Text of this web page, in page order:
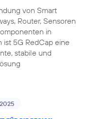
von Smart
Router, Sensoren
in
ist 5G RedCap eine
stabile und